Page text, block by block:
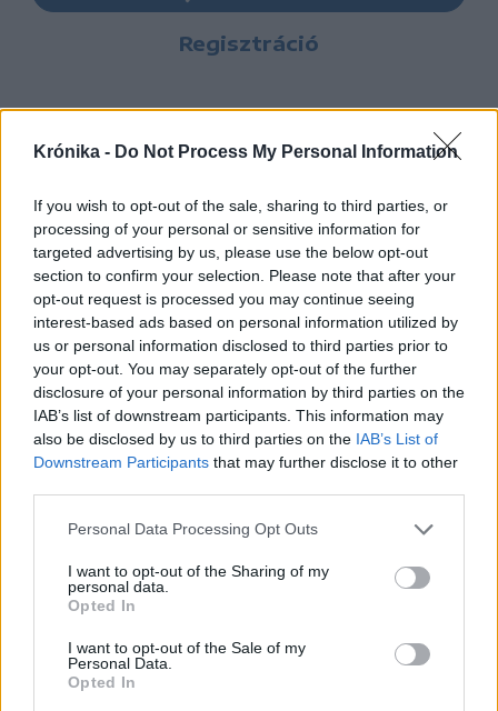
Krónika - Do Not Process My Personal Information
If you wish to opt-out of the sale, sharing to third parties, or
processing of your personal or sensitive information for
targeted advertising by us, please use the below opt-out
section to confirm your selection. Please note that after your
opt-out request is processed you may continue seeing
interest-based ads based on personal information utilized by
us or personal information disclosed to third parties prior to
your opt-out. You may separately opt-out of the further
disclosure of your personal information by third parties on the
IAB’s list of downstream participants. This information may
also be disclosed by us to third parties on the IAB’s List of
Downstream Participants that may further disclose it to other
Personal Data Processing Opt Outs
I want to opt-out of the Sharing of my
personal data.
Opted In
I want to opt-out of the Sale of my
Personal Data.
Opted In
Regisztráció
Hasznos
Impresszum
Szerzői jogok
Adatvédelmi tájékoztató
Cookie-kezelési tájékoztató
Nyomtatott lapjaink archívuma
Médiaajánlat
Sütibeállítások